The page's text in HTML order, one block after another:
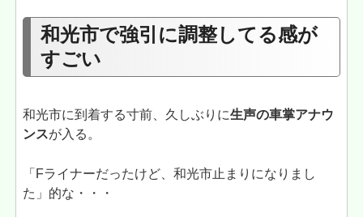
和光市で強引に調整してる感が
すごい
和光市に到着する寸前、久しぶりに生声の車掌アナウ
ンスが入る。
「Fライナーだったけど、和光市止まりになりまし
た」的な・・・